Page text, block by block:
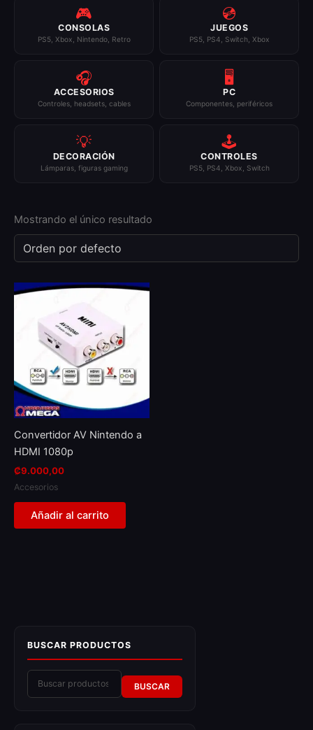
BUSCAR PRODUCTOS
BUSCAR
🎮
CONSOLAS
PS5, Xbox, Nintendo, Retro
💿
JUEGOS
PS5, PS4, Switch, Xbox
🎧
ACCESORIOS
Controles, headsets, cables
🖥️
PC
Componentes, periféricos
💡
DECORACIÓN
Lámparas, figuras gaming
🕹️
CONTROLES
PS5, PS4, Xbox, Switch
Mostrando el único resultado
Convertidor AV Nintendo a
HDMI 1080p
₡9.000,00
Accesorios
Añadir al carrito